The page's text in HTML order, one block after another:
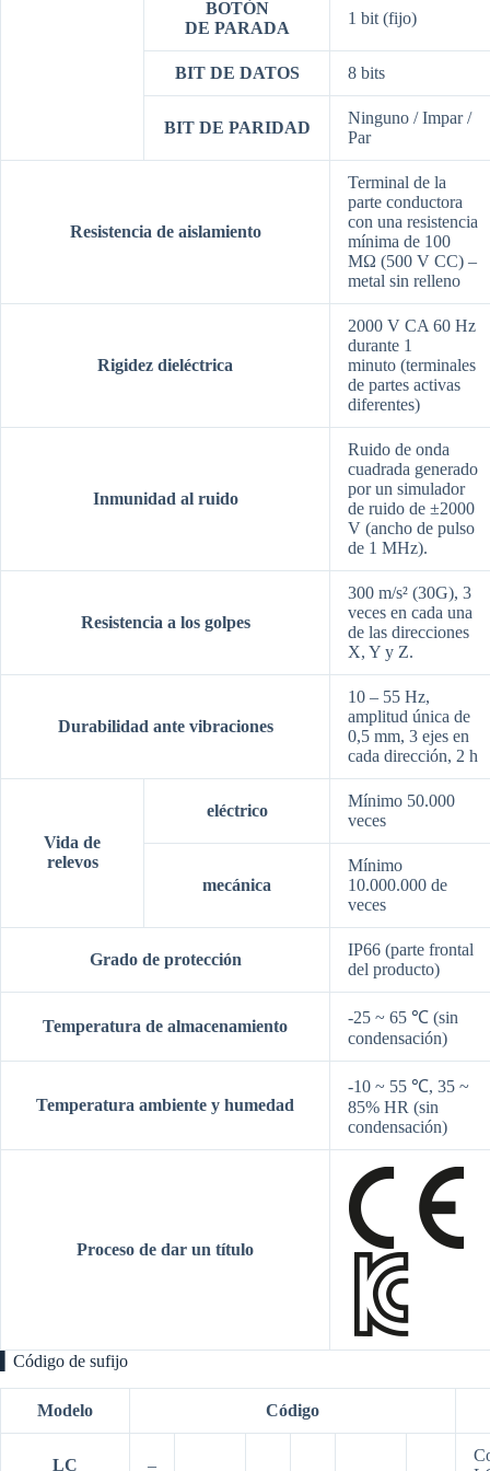
BOTÓN
DE PARADA
1 bit (fijo)
BIT DE DATOS 8 bits
BIT DE PARIDAD
Ninguno / Impar /
Par
Resistencia de aislamiento
Terminal de la
parte conductora
con una resistencia
mínima de 100
MΩ (500 V CC) –
metal sin relleno
Rigidez dieléctrica
2000 V CA 60 Hz
durante 1
minuto (terminales
de partes activas
diferentes)
Inmunidad al ruido
Ruido de onda
cuadrada generado
porun simulador
de ruido de ±2000
V (ancho de pulso
de 1 MHz).
Resistencia a los golpes
300 m/s² (30G), 3
veces en cada una
de las direcciones
X, Y y Z.
Durabilidad ante vibraciones
10 – 55 Hz,
amplitud única de
0,5 mm, 3 ejes en
cada dirección, 2 h
Vida de
relevos
eléctrico
Mínimo 50.000
veces
mecánica
Mínimo
10.000.000 de
veces
Grado de protección
IP66 (parte frontal
del producto)
Temperatura de almacenamiento -25 ~ 65 ℃ (sin
condensación)
Temperatura ambiente y humedad
-10 ~ 55 ℃, 35 ~
85% HR (sin
condensación)
Proceso de dar un título
▍Código de sufijo
Modelo Código
LC –